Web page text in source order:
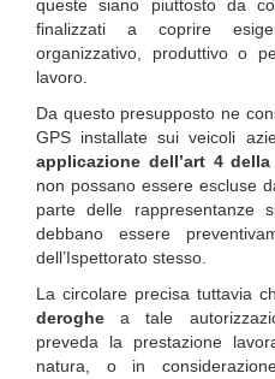
queste siano piuttosto da
finalizzati a coprire
organizzativo, produttivo o
lavoro.
Da questo presupposto ne
GPS installate sui veicoli
applicazione dell’art 4
non possano essere escluse
parte delle rappresentanze
debbano essere
dell’Ispettorato stesso.
La circolare precisa tuttavia
deroghe a tale
preveda la prestazione
natura, o in